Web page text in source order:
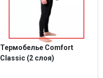
Термобелье Comfort
Classic (2 слоя)